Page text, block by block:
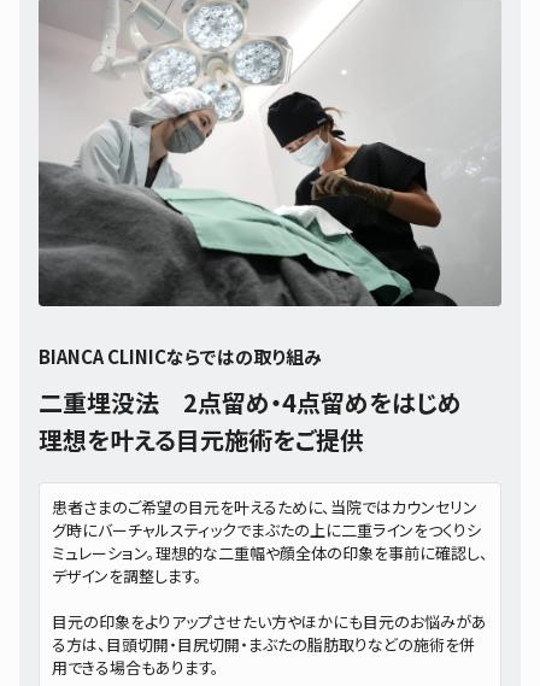
BIANCA CLINICならではの取り組み
二重埋没法 2点留め・4点留めをはじめ
理想を叶える目元施術をご提供
患者さまのご希望の目元を叶えるために、当院ではカウンセリン
グ時にバーチャルスティックでまぶたの上に二重ラインをつくりシ
ミュレーション。理想的な二重幅や顔全体の印象を事前に確認し、
デザインを調整します。
目元の印象をよりアップさせたい方やほかにも目元のお悩みがあ
る方は、目頭切開・目尻切開・まぶたの脂肪取りなどの施術を併
用できる場合もあります。